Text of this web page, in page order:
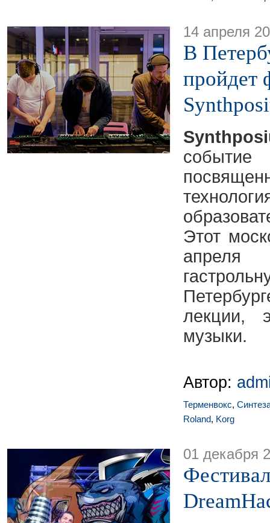
14 апреля
В
пройдет
Этот
апреля
лекции,
музыки.
Автор:
Терменвокс,
Roland, Korg
01 декабря